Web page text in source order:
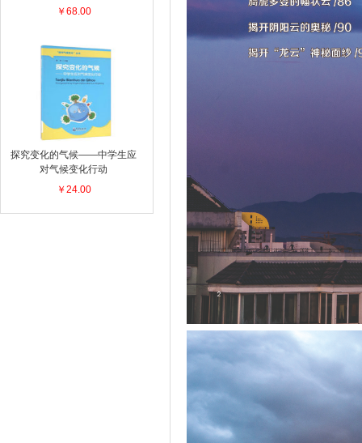
￥68.00
探究变化的气候——中学生应
对气候变化行动
￥24.00